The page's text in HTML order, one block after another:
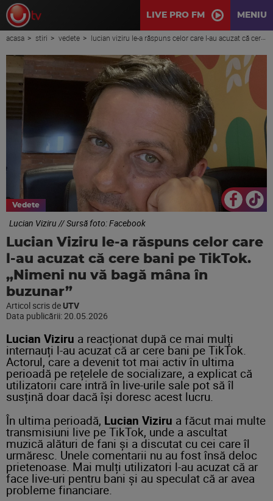
LIVE PRO FM MENIU
acasa stiri vedete lucian viziru le-a răspuns celor care l-au acuzat că cere bani pe tiktok. „nimeni nu vă bagă mâna în buzunar”
Vedete
Lucian Viziru // Sursă foto: Facebook
Lucian Viziru le-a răspuns celor care
l-au acuzat că cere bani pe TikTok.
„Nimeni nu vă bagă mâna în
buzunar”
Articol scris de UTV
Data publicării:20.05.2026
Lucian Viziru a reacționat după ce mai mulți
internauți l-au acuzat că ar cere bani pe TikTok.
Actorul, care a devenit tot mai activ în ultima
perioadă pe rețelele de socializare, a explicat că
utilizatorii care intră în live-urile sale pot să îl
susțină doar dacă își doresc acest lucru.
În ultima perioadă, Lucian Viziru a făcut mai multe
transmisiuni live pe TikTok, unde a ascultat
muzică alături de fani și a discutat cu cei care îl
urmăresc. Unele comentarii nu au fost însă deloc
prietenoase. Mai mulți utilizatori l-au acuzat că ar
face live-uri pentru bani și au speculat că ar avea
probleme financiare.